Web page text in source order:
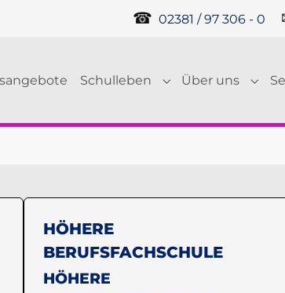
☎ 02381 / 97 306 - 0
Schulleben
Submenu for
Über uns
HÖHERE
BERUFSFACHSCHULE
HÖHERE